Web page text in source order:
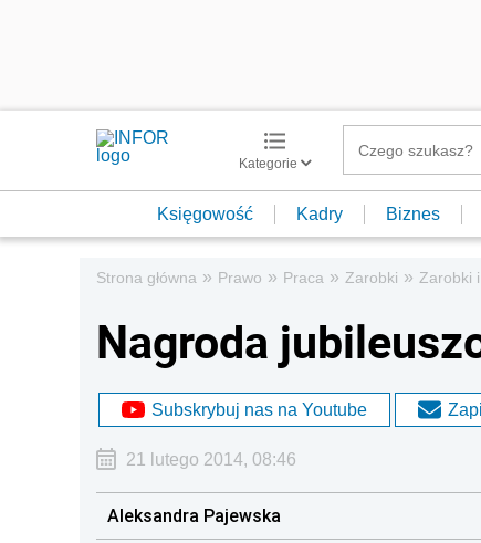
Kategorie
Księgowość Kadry Biznes
Strona główna » Prawo » Praca » Zarobki » Zarobki
Nagroda
Subskrybuj nas na Youtube
21 lutego 2014, 08:46
Aleksandra Pajewska